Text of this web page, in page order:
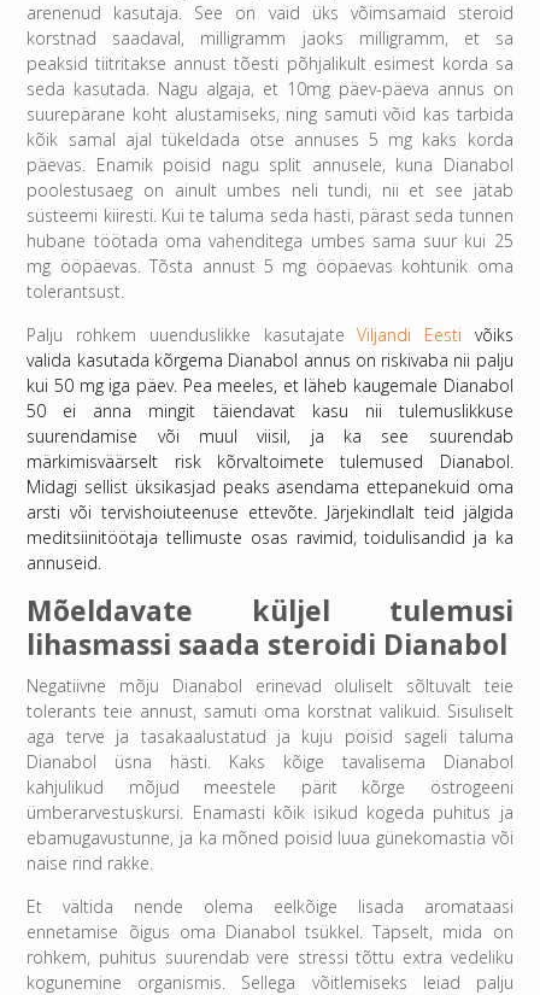
arenenud kasutaja. See on vaid üks võimsamaid steroid
korstnad saadaval, milligramm jaoks milligramm, et sa
peaksid tiitritakse annust tõesti põhjalikult esimest korda sa
seda kasutada. Nagu algaja, et 10mg päev-päeva annus on
suurepärane koht alustamiseks, ning samuti võid kas tarbida
kõik samal ajal tükeldada otse annuses 5 mg kaks korda
päevas. Enamik poisid nagu split annusele, kuna Dianabol
poolestusaeg on ainult umbes neli tundi, nii et see jätab
süsteemi kiiresti. Kui te taluma seda hästi, pärast seda tunnen
hubane töötada oma vahenditega umbes sama suur kui 25
mg ööpäevas. Tõsta annust 5 mg ööpäevas kohtunik oma
tolerantsust.
Palju rohkem uuenduslikke kasutajateViljandi Eesti võiks
valida kasutada kõrgema Dianabol annus on riskivaba nii palju
kui 50 mg iga päev. Pea meeles, et läheb kaugemale Dianabol
50 ei anna mingit täiendavat kasu nii tulemuslikkuse
suurendamise või muul viisil, ja ka see suurendab
märkimisväärselt risk kõrvaltoimete tulemused Dianabol.
Midagi sellist üksikasjad peaks asendama ettepanekuid oma
arsti või tervishoiuteenuse ettevõte. Järjekindlalt teid jälgida
meditsiinitöötaja tellimuste osas ravimid, toidulisandid ja ka
annuseid.
Mõeldavate küljel tulemusi
lihasmassi saada steroidi Dianabol
Negatiivne mõju Dianabol erinevad oluliselt sõltuvalt teie
tolerants teie annust, samuti oma korstnat valikuid. Sisuliselt
aga terve ja tasakaalustatud ja kuju poisid sageli taluma
Dianabol üsna hästi. Kaks kõige tavalisema Dianabol
kahjulikud mõjud meestele pärit kõrge östrogeeni
ümberarvestuskursi. Enamasti kõik isikud kogeda puhitus ja
ebamugavustunne, ja ka mõned poisid luua günekomastia või
naise rind rakke.
Et vältida nende olema eelkõige lisada aromataasi
ennetamise õigus oma Dianabol tsükkel. Täpselt, mida on
rohkem, puhitus suurendab vere stressi tõttu extra vedeliku
kogunemine organismis. Sellega võitlemiseks leiad palju